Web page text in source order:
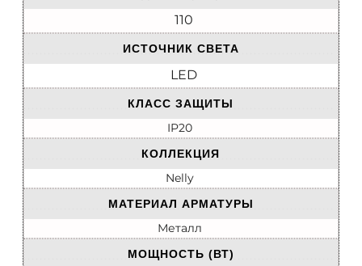
110
ИСТОЧНИК СВЕТА
LED
КЛАСС ЗАЩИТЫ
IP20
КОЛЛЕКЦИЯ
Nelly
МАТЕРИАЛ АРМАТУРЫ
Металл
МОЩНОСТЬ (ВТ)